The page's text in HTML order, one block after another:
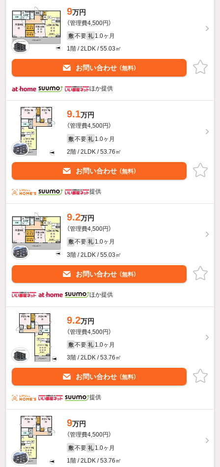
9万円
（管理費4,500円）
敷 不要 礼 1.0ヶ月
1階 / 2LDK / 55.03㎡
お問い合わせ （無料）
ほか提供
9.1万円
（管理費4,500円）
敷 不要 礼 1.0ヶ月
2階 / 2LDK / 53.76㎡
お問い合わせ （無料）
提供
9.2万円
（管理費4,500円）
敷 不要 礼 1.0ヶ月
3階 / 2LDK / 55.03㎡
お問い合わせ （無料）
ほか提供
9.2万円
（管理費4,500円）
敷 不要 礼 1.0ヶ月
3階 / 2LDK / 53.76㎡
お問い合わせ （無料）
提供
9万円
（管理費4,500円）
敷 不要 礼 1.0ヶ月
1階 / 2LDK / 53.76㎡